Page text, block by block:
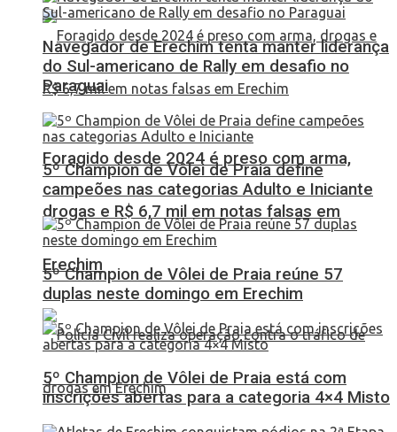
Foragido desde 2024 é preso com arma,
drogas e R$ 6,7 mil em notas falsas em
Erechim
Navegador de Erechim tenta manter liderança
do Sul-americano de Rally em desafio no
Paraguai
5º Champion de Vôlei de Praia define
campeões nas categorias Adulto e Iniciante
5º Champion de Vôlei de Praia reúne 57
duplas neste domingo em Erechim
5º Champion de Vôlei de Praia está com
inscrições abertas para a categoria 4×4 Misto